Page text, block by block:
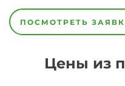
ПОСМОТРЕТЬ
Цены из